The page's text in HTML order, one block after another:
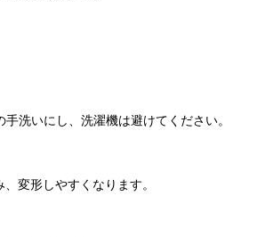
洗いにし、洗濯機は避けてください。
、変形しやすくなります。